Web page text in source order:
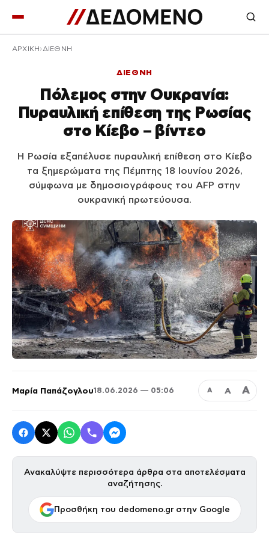
ΑΡΧΙΚΉ ΔΙΕΘΝΗ
ΔΙΕΘΝΗ
Πόλεμος στην Ουκρανία:
Πυραυλική επίθεση της Ρωσίας
στο Κίεβο – βίντεο
Η Ρωσία εξαπέλυσε πυραυλική επίθεση στο Κίεβο
τα ξημερώματα της Πέμπτης 18 Ιουνίου 2026,
σύμφωνα με δημοσιογράφους του AFP στην
ουκρανική πρωτεύουσα.
Μαρία Παπάζογλου18.06.2026 — 05:06 Α Α Α
Ανακαλύψτε περισσότερα άρθρα στα αποτελέσματα
αναζήτησης.
Προσθήκη του dedomeno.gr στην Google